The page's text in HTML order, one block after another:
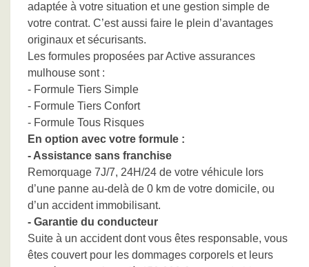
adaptée à votre situation et une gestion simple de
votre contrat. C’est aussi faire le plein d’avantages
originaux et sécurisants.
Les formules proposées par Active assurances
mulhouse sont :
- Formule Tiers Simple
- Formule Tiers Confort
- Formule Tous Risques
En option avec votre formule :
- Assistance sans franchise
Remorquage 7J/7, 24H/24 de votre véhicule lors
d’une panne au-delà de 0 km de votre domicile, ou
d’un accident immobilisant.
- Garantie du conducteur
Suite à un accident dont vous êtes responsable, vous
êtes couvert pour les dommages corporels et leurs